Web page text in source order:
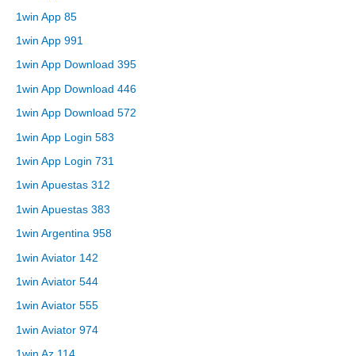
1win App 85
1win App 991
1win App Download 395
1win App Download 446
1win App Download 572
1win App Login 583
1win App Login 731
1win Apuestas 312
1win Apuestas 383
1win Argentina 958
1win Aviator 142
1win Aviator 544
1win Aviator 555
1win Aviator 974